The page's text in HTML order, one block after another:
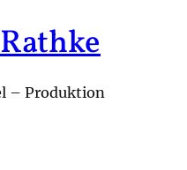
– Produktion